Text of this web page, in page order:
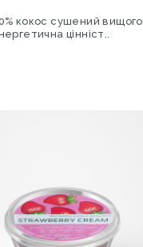
кокос сушений вищого
цінніст..